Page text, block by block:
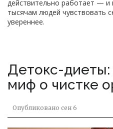
действительно работает — и
тысячам людей чувствовать
увереннее.
Детокс-диеты:
миф о чистке
Опубликовано сен 6